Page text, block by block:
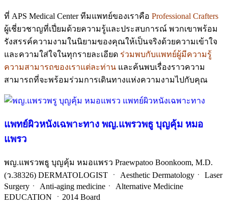
ที่ APS Medical Center ทีมแพทย์ของเราคือ Professional Crafters
ผู้เชี่ยวชาญที่เปี่ยมด้วยความรู้และประสบการณ์ พวกเขาพร้อม
รังสรรค์ความงามในนิยามของคุณให้เป็นจริงด้วยความเข้าใจ
และความใส่ใจในทุกรายละเอียด ร่วมพบกับแพทย์ผู้มีความรู้
ความสามารถของเราแต่ละท่าน และค้นพบเรื่องราวความ
สามารถที่จะพร้อมร่วมการเดินทางแห่งความงามไปกับคุณ
แพทย์ผิวหนังเฉพาะทาง พญ.แพรวพธู บุญคุ้ม หมอ
แพรว
พญ.แพรวพธู บุญคุ้ม หมอแพรว Praewpatoo Boonkoom, M.D.
(ว.38326) DERMATOLOGIST ㆍ Aesthetic Dermatologyㆍ Laser
Surgeryㆍ Anti-aging medicineㆍ Alternative Medicine
EDUCATION ㆍ2014 Board